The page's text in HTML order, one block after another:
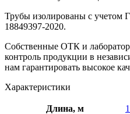
Трубы изолированы с учетом
18849397-2020.
Собственные ОТК и
контроль продукции в
нам гарантировать высокое
Характеристики
Длина, м